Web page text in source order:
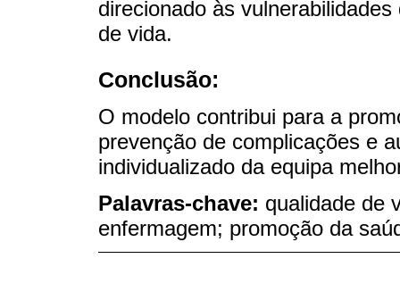
direcionado às
de vida.
Conclusão:
O modelo contribui para a
prevenção de complicações e
individualizado da equipa
Palavras-chave: qualidade de
enfermagem; promoção da